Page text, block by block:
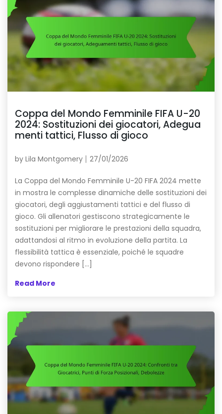
Coppa del Mondo Femminile FIFA U-20
2024: Sostituzioni dei giocatori, Adegua
menti tattici, Flusso di gioco
by Lila Montgomery 27/01/2026
La Coppa del Mondo Femminile U-20 FIFA 2024 mette
in mostra le complesse dinamiche delle sostituzioni dei
giocatori, degli aggiustamenti tattici e del flusso di
gioco. Gli allenatori gestiscono strategicamente le
sostituzioni per migliorare le prestazioni della squadra,
adattandosi al ritmo in evoluzione della partita. La
flessibilità tattica è essenziale, poiché le squadre
devono rispondere […]
Read More